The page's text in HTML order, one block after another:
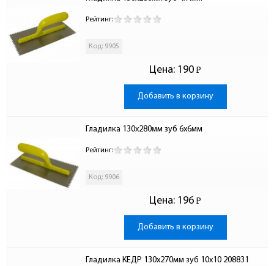
Рейтинг:
Код: 9905
Цена: 190 Р
-
Добавить в корзину
Гладилка 130х280мм зуб 6х6мм
Рейтинг:
Код: 9906
Цена: 196 Р
-
Добавить в корзину
Гладилка КЕДР 130х270мм зуб 10х10 208831